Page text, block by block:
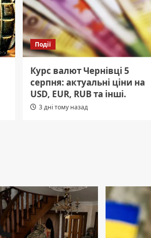
Події
Курс валют Чернівці 5
серпня: актуальні ціни на
USD, EUR, RUB та інші.
3 дні тому назад